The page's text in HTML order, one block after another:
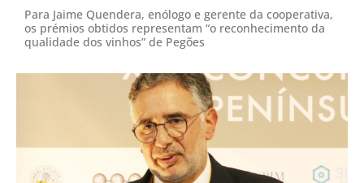
Para Jaime Quendera, enólogo e gerente da cooperativa,
os prémios obtidos representam “o reconhecimento da
qualidade dos vinhos” de Pegões